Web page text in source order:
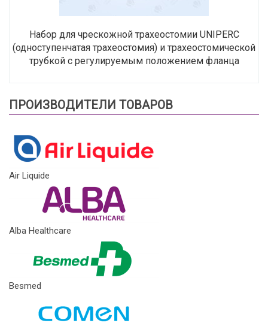
Набор для чрескожной трахеостомии UNIPERC
(одноступенчатая трахеостомия) и трахеостомической
трубкой с регулируемым положением фланца
ПРОИЗВОДИТЕЛИ ТОВАРОВ
Air Liquide
Alba Healthcare
Besmed